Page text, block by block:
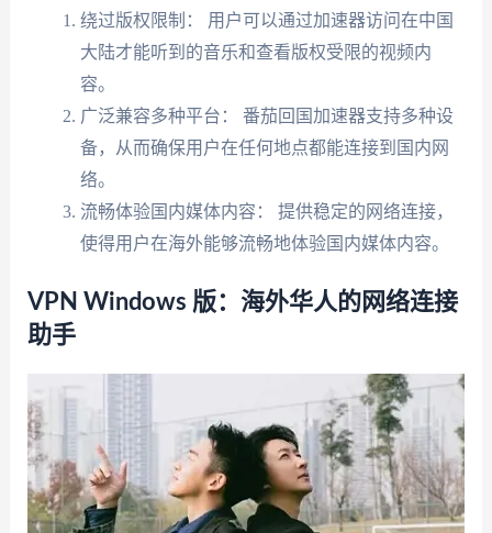
绕过版权限制： 用户可以通过加速器访问在中国
大陆才能听到的音乐和查看版权受限的视频内
容。
广泛兼容多种平台： 番茄回国加速器支持多种设
备，从而确保用户在任何地点都能连接到国内网
络。
流畅体验国内媒体内容： 提供稳定的网络连接，
使得用户在海外能够流畅地体验国内媒体内容。
VPN Windows 版：海外华人的网络连接
助手